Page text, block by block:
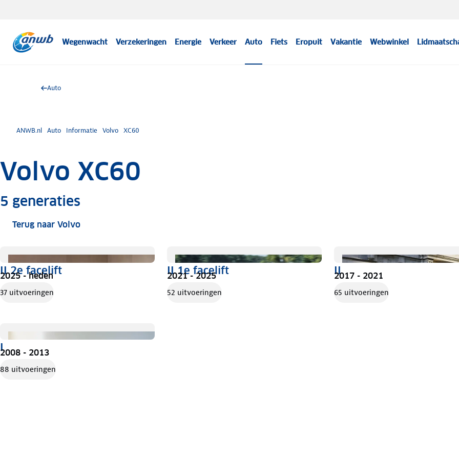
Wegenwacht Verzekeringen Energie Verkeer Auto Fiets Eropuit Vakantie Webwinkel
Auto
ANWB.nl Auto Informatie Volvo XC60
Volvo XC60
5 generaties
Terug naar Volvo
II 2e facelift
2025 - heden
37 uitvoeringen
II 1e facelift
2021 - 2025
52 uitvoeringen
II
2017 - 2021
65 uitvoeringen
I
2008 - 2013
88 uitvoeringen